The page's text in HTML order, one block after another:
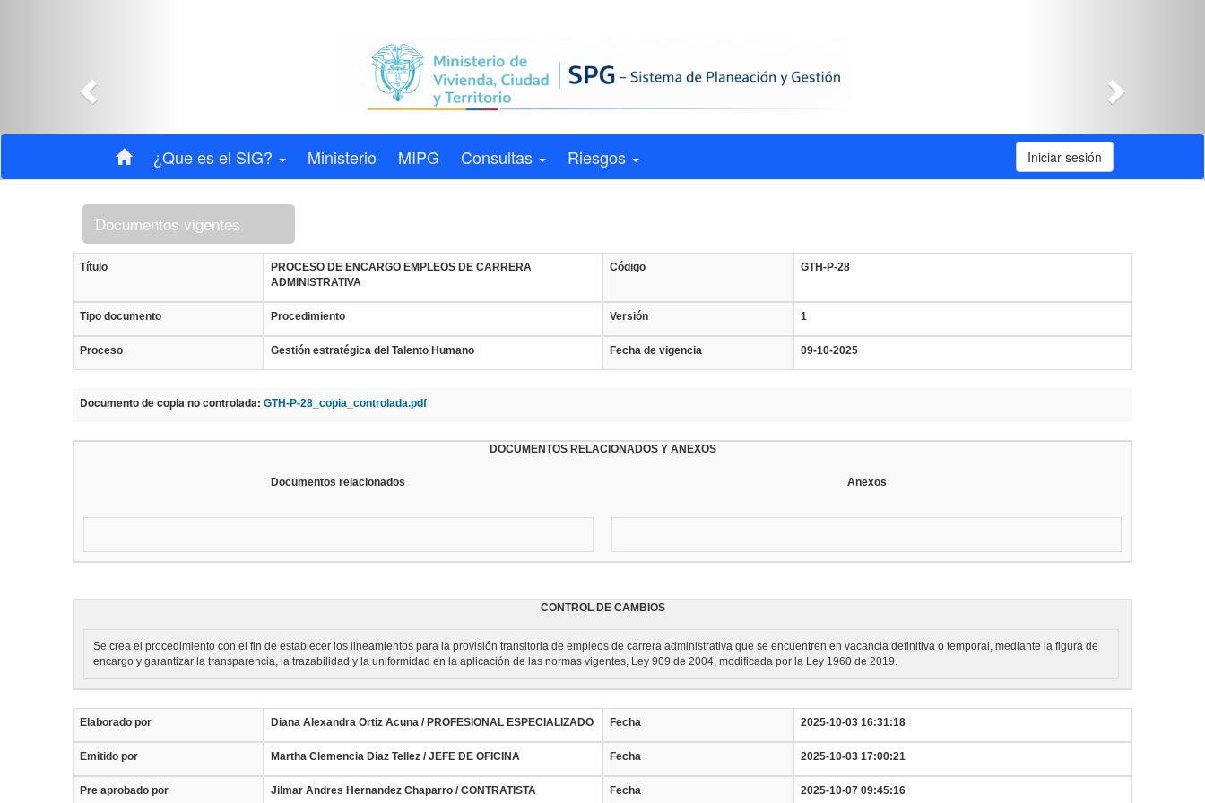
¿Que es el SIG? Ministerio MIPG Consultas Riesgos Iniciar sesión
Documentos vigentes
Título
PROCESO DE ENCARGO EMPLEOS DE CARRERA
ADMINISTRATIVA
Código GTH-P-28
Tipo documento Procedimiento Versión 1
Proceso Gestión estratégica del Talento Humano Fecha de vigencia 09-10-2025
Documento de copia no controlada: GTH-P-28_copia_controlada.pdf
DOCUMENTOS RELACIONADOS Y ANEXOS
Documentos relacionados Anexos
CONTROL DE CAMBIOS
Se crea el procedimiento con el fin de establecer los lineamientos para la provisión transitoria de empleos de carrera administrativa que se encuentren en vacancia definitiva o temporal, mediante la figura de
encargo y garantizar la transparencia, la trazabilidad y la uniformidad en la aplicación de las normas vigentes, Ley 909 de 2004, modificada por la Ley 1960 de 2019.
Elaborado por Diana Alexandra Ortiz Acuna / PROFESIONAL ESPECIALIZADO Fecha 2025-10-03 16:31:18
Emitido por Martha Clemencia Diaz Tellez / JEFE DE OFICINA Fecha 2025-10-03 17:00:21
Pre aprobado por Jilmar Andres Hernandez Chaparro / CONTRATISTA Fecha 2025-10-07 09:45:16